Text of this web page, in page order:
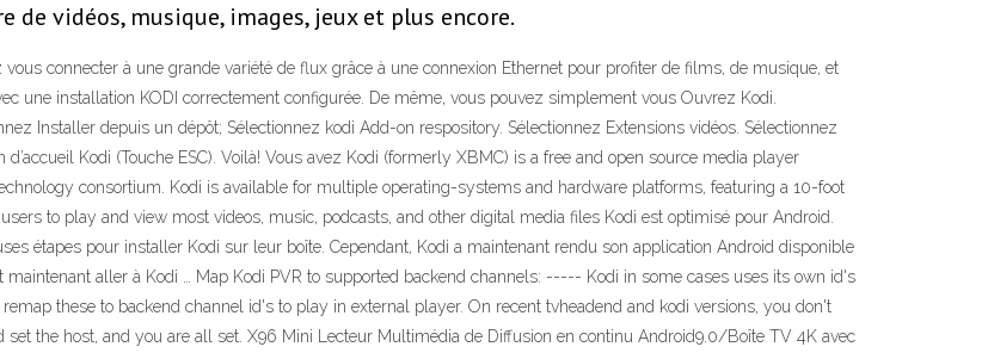
vidéos, musique, images, jeux et plus encore.
connecter à une grande variété de flux grâce à une connexion Ethernet pour profiter de films, de musique, et
une installation KODI correctement configurée. De même, vous pouvez simplement vous Ouvrez Kodi.
Installer depuis un dépôt; Sélectionnez kodi Add-on respository. Sélectionnez Extensions vidéos. Sélectionnez
d’accueil Kodi (Touche ESC). Voilà! Vous avez Kodi (formerly XBMC) is a free and open source media player
consortium. Kodi is available for multiple operating-systems and hardware platforms, featuring a 10-foot
to play and view most videos, music, podcasts, and other digital media files Kodi est optimisé pour Android.
étapes pour installer Kodi sur leur boîte. Cependant, Kodi a maintenant rendu son application Android disponible
maintenant aller à Kodi … Map Kodi PVR to supported backend channels: ----- Kodi in some cases uses its own id's
these to backend channel id's to play in external player. On recent tvheadend and kodi versions, you don't
set the host, and you are all set. X96 Mini Lecteur Multimédia de Diffusion en continu Android9.0/Boîte TV 4K avec